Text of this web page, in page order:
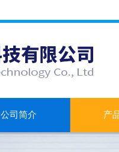
公司简介 产